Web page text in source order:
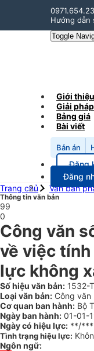
Hướng dẫn
Toggle
Giới thiệu
Giải pháp
Bảng giá
Bài viết
Bản án
Đăng
Đăng
Trang chủ
Văn bản
Thông tin văn bản
99
0
Công văn
về việc tính
lực không
Số hiệu văn bản: 1532-
Loại văn bản: Công văn
Cơ quan ban hành: Bộ
Ngày ban hành: 01-01-
Ngày có hiệu lực: **/
Tình trạng hiệu lực:
Ngôn ngữ: